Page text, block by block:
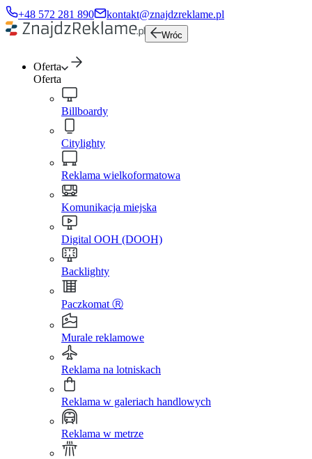
+48 572 281 890 kontakt@znajdzreklame.pl
Wróc
Oferta
Oferta
Billboardy
Citylighty
Reklama wielkoformatowa
Komunikacja miejska
Digital OOH (DOOH)
Backlighty
Paczkomat Ⓡ
Murale reklamowe
Reklama na lotniskach
Reklama w galeriach handlowych
Reklama w metrze